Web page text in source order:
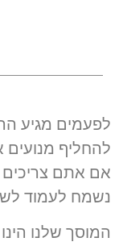
לפעמים מגיע
להחליף מנועים
אם אתם צריכים
נשמח לעמוד
המוסך שלנו